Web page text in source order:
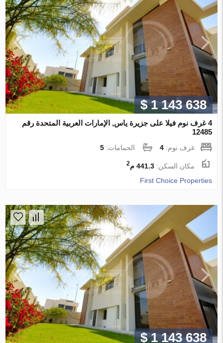
$ 1 143 638
4 غرف نوم فيلا على جزيرة ياس, الإمارات العربية المتحدة رقم
12485
غرف نوم:4 الحمامات:5
مكان السكن:441.3 م 2
First Choice Properties
$ 1 143 638